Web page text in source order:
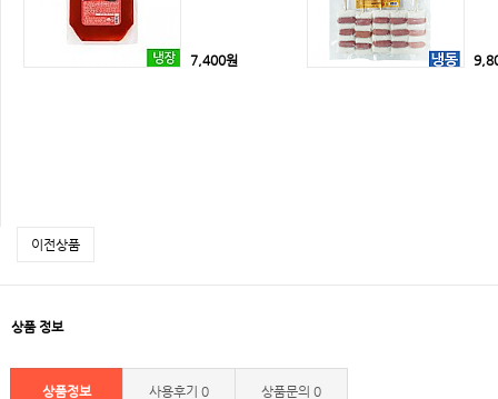
7,400원
이전상품
상품 정보
상품정보 사용후기 0 상품문의 0